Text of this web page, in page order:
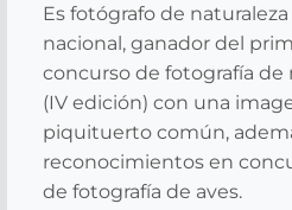
Es fotógrafo de
nacional, ganador del
concurso de fotografía de
(IV edición) con una
piquituerto común,
reconocimientos en
de fotografía de aves.